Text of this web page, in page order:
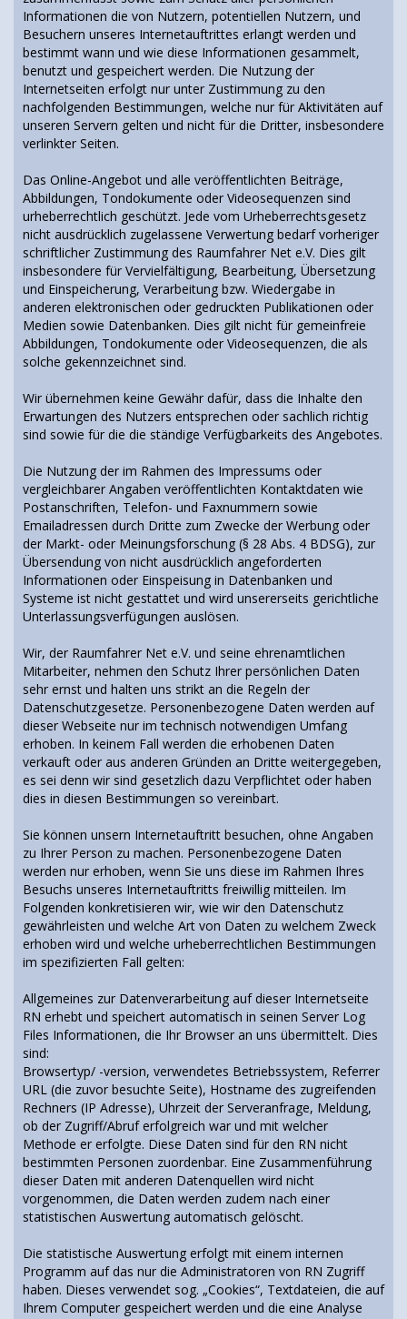
Informationen die von Nutzern, potentiellen Nutzern, und
Besuchern unseres Internetauftrittes erlangt werden und
bestimmt wann und wie diese Informationen gesammelt,
benutzt und gespeichert werden. Die Nutzung der
Internetseiten erfolgt nur unter Zustimmung zu den
nachfolgenden Bestimmungen, welche nur für Aktivitäten auf
unseren Servern gelten und nicht für die Dritter, insbesondere
verlinkter Seiten.
Das Online-Angebot und alle veröffentlichten Beiträge,
Abbildungen, Tondokumente oder Videosequenzen sind
urheberrechtlich geschützt. Jede vom Urheberrechtsgesetz
nicht ausdrücklich zugelassene Verwertung bedarf vorheriger
schriftlicher Zustimmung des Raumfahrer Net e.V. Dies gilt
insbesondere für Vervielfältigung, Bearbeitung, Übersetzung
und Einspeicherung, Verarbeitung bzw. Wiedergabe in
anderen elektronischen oder gedruckten Publikationen oder
Medien sowie Datenbanken. Dies gilt nicht für gemeinfreie
Abbildungen, Tondokumente oder Videosequenzen, die als
solche gekennzeichnet sind.
Wir übernehmen keine Gewähr dafür, dass die Inhalte den
Erwartungen des Nutzers entsprechen oder sachlich richtig
sind sowie für die die ständige Verfügbarkeits des Angebotes.
Die Nutzung der im Rahmen des Impressums oder
vergleichbarer Angaben veröffentlichten Kontaktdaten wie
Postanschriften, Telefon- und Faxnummern sowie
Emailadressen durch Dritte zum Zwecke der Werbung oder
der Markt- oder Meinungsforschung (§ 28 Abs. 4 BDSG), zur
Übersendung von nicht ausdrücklich angeforderten
Informationen oder Einspeisung in Datenbanken und
Systeme ist nicht gestattet und wird unsererseits gerichtliche
Unterlassungsverfügungen auslösen.
Wir, der Raumfahrer Net e.V. und seine ehrenamtlichen
Mitarbeiter, nehmen den Schutz Ihrer persönlichen Daten
sehr ernst und halten uns strikt an die Regeln der
Datenschutzgesetze. Personenbezogene Daten werden auf
dieser Webseite nur im technisch notwendigen Umfang
erhoben. In keinem Fall werden die erhobenen Daten
verkauft oder aus anderen Gründen an Dritte weitergegeben,
es sei denn wir sind gesetzlich dazu Verpflichtet oder haben
dies in diesen Bestimmungen so vereinbart.
Sie können unsern Internetauftritt besuchen, ohne Angaben
zu Ihrer Person zu machen. Personenbezogene Daten
werden nur erhoben, wenn Sie uns diese im Rahmen Ihres
Besuchs unseres Internetauftritts freiwillig mitteilen. Im
Folgenden konkretisieren wir, wie wir den Datenschutz
gewährleisten und welche Art von Daten zu welchem Zweck
erhoben wird und welche urheberrechtlichen Bestimmungen
im spezifizierten Fall gelten:
Allgemeines zur Datenverarbeitung auf dieser Internetseite
RN erhebt und speichert automatisch in seinen Server Log
Files Informationen, die Ihr Browser an uns übermittelt. Dies
sind:
Browsertyp/ -version, verwendetes Betriebssystem, Referrer
URL (die zuvor besuchte Seite), Hostname des zugreifenden
Rechners (IP Adresse), Uhrzeit der Serveranfrage, Meldung,
ob der Zugriff/Abruf erfolgreich war und mit welcher
Methode er erfolgte. Diese Daten sind für den RN nicht
bestimmten Personen zuordenbar. Eine Zusammenführung
dieser Daten mit anderen Datenquellen wird nicht
vorgenommen, die Daten werden zudem nach einer
statistischen Auswertung automatisch gelöscht.
Die statistische Auswertung erfolgt mit einem internen
Programm auf das nur die Administratoren von RN Zugriff
haben. Dieses verwendet sog. „Cookies“, Textdateien, die auf
Ihrem Computer gespeichert werden und die eine Analyse